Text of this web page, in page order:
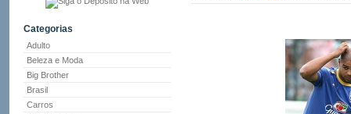
Categorias
Adulto
Beleza e Moda
Big Brother
Brasil
Carros